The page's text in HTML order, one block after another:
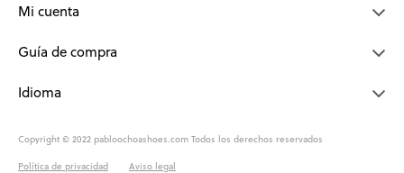
Mi cuenta
Guía de compra
Idioma
Copyright © 2022 pabloochoashoes.com Todos los derechos reservados
Política de privacidad Aviso legal